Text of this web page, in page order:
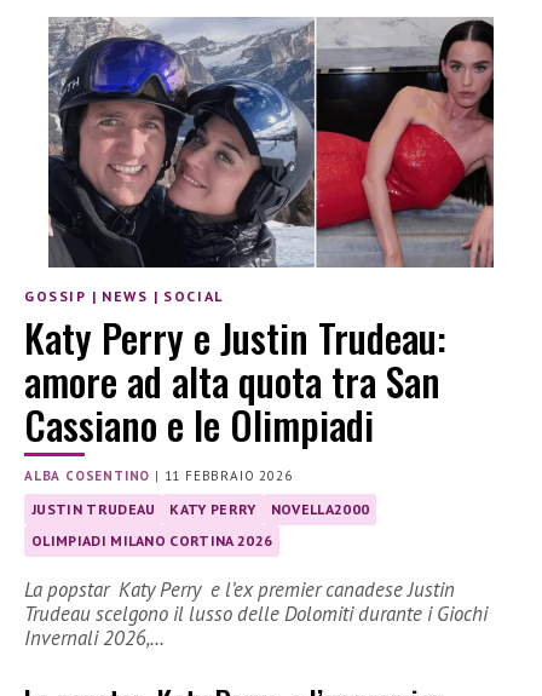
GOSSIP | NEWS | SOCIAL
Katy Perry e Justin Trudeau:
amore ad alta quota tra San
Cassiano e le Olimpiadi
ALBA COSENTINO | 11 FEBBRAIO 2026
JUSTIN TRUDEAU KATY PERRY
NOVELLA2000
OLIMPIADI MILANO CORTINA 2026
La popstar Katy Perry e l’ex premier canadese Justin
Trudeau scelgono il lusso delle Dolomiti durante i Giochi
Invernali 2026,…